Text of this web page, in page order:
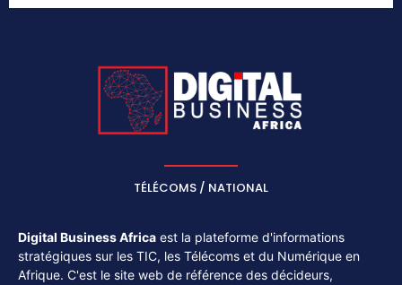
TÉLÉCOMS / NATIONAL
Digital Business Africa est la plateforme d'informations
stratégiques sur les TIC, les Télécoms et du Numérique en
Afrique. C'est le site web de référence des décideurs,